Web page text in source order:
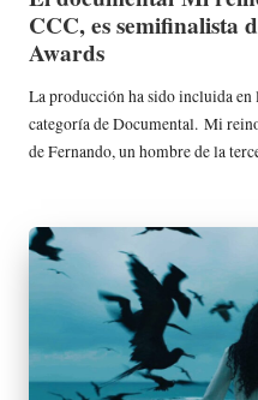
e
m
a
CCC, es semifinalista
Awards
La producción ha sido incluida en
categoría de Documental. Mi
de Fernando, un hombre de la